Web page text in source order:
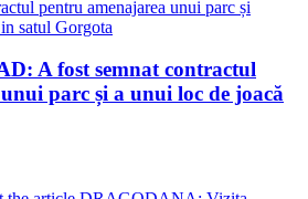
A fost semnat contractul
parc și a unui loc de joacă